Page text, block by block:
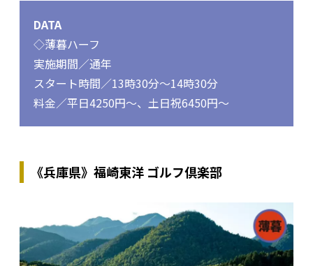
DATA
◇薄暮ハーフ
実施期間／通年
スタート時間／13時30分～14時30分
料金／平日4250円～、土日祝6450円～
《兵庫県》福崎東洋 ゴルフ倶楽部